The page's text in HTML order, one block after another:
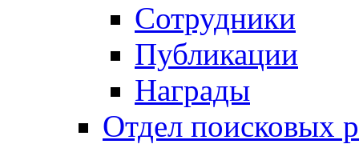
Сотрудники
Публикации
Награды
Отдел поисковых